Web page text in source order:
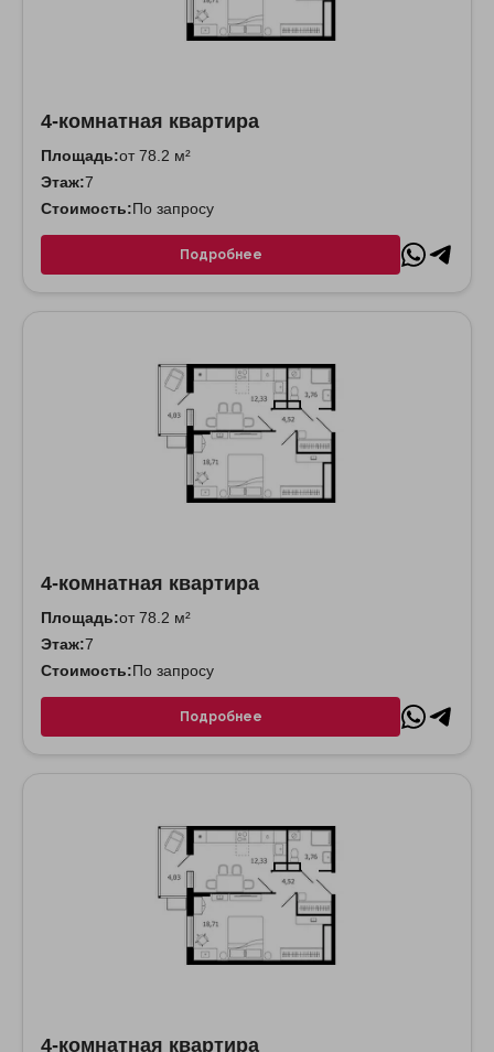
4-комнатная квартира
Площадь:от 78.2 м²
Этаж:7
Стоимость:По запросу
Подробнее
4-комнатная квартира
Площадь:от 78.2 м²
Этаж:7
Стоимость:По запросу
Подробнее
4-комнатная квартира